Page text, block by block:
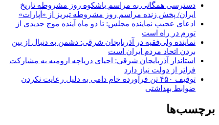
دسترسی همگانی به مراسم باشکوه روز مشروطه تاریخ
ایران/ پخش زنده مراسم روز مشروطه تبریز از «آپارات»
ادعای عجیب نماینده مجلس: تا دو ماه آینده موج جدیدی از
تورم در راه است
نماینده ولی‌فقیه در آذربایجان شرقی: دشمن به دنبال از بین
بردن اتحاد مردم ایران است
استاندار آذربایجان شرقی: احیای دریاچه ارومیه به مشارکت
فراتر از دولت نیاز دارد
توقیف ۴۵۰ تن فرآورده خام دامی به دلیل رعایت نکردن
ضوابط بهداشتی
برچسب‌ها